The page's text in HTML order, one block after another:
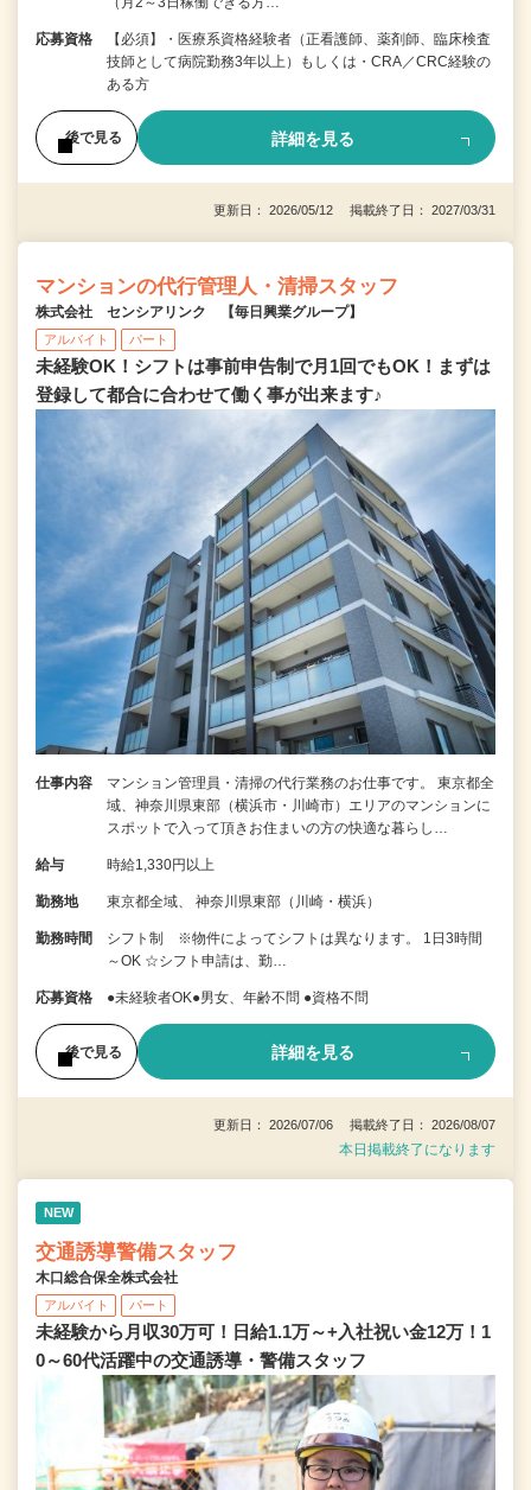
応募資格
【必須】・医療系資格経験者（正看護師、薬剤師、臨床検査
技師として病院勤務3年以上）もしくは・CRA／CRC経験の
ある方
後で見る 詳細を見る
更新日： 2026/05/12 掲載終了日： 2027/03/31
マンションの代行管理人・清掃スタッフ
株式会社 センシアリンク 【毎日興業グループ】
アルバイト パート
未経験OK！シフトは事前申告制で月1回でもOK！まずは
登録して都合に合わせて働く事が出来ます♪
仕事内容
マンション管理員・清掃の代行業務のお仕事です。 東京都全
域、神奈川県東部（横浜市・川崎市）エリアのマンションに
スポットで入って頂きお住まいの方の快適な暮らし…
給与 時給1,330円以上
勤務地 東京都全域、 神奈川県東部（川崎・横浜）
勤務時間
シフト制 ※物件によってシフトは異なります。 1日3時間
～OK ☆シフト申請は、勤…
応募資格 ●未経験者OK●男女、年齢不問 ●資格不問
後で見る 詳細を見る
更新日： 2026/07/06 掲載終了日： 2026/08/07
本日掲載終了になります
NEW
交通誘導警備スタッフ
木口総合保全株式会社
アルバイト パート
未経験から月収30万可！日給1.1万～+入社祝い金12万！1
0～60代活躍中の交通誘導・警備スタッフ